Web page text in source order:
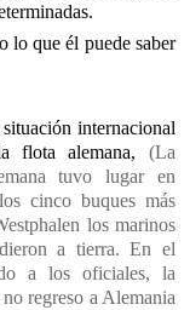
lo que él puede saber
internacional
flota alemana, (La
tuvo lugar en
cinco buques más
los marinos
a tierra. En el
a los oficiales, la
regreso a Alemania